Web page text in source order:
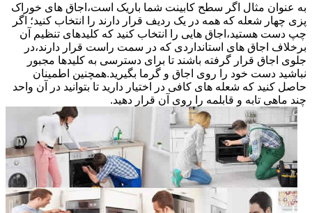
به عنوان مثال اگر سطح کابینت شما باریک است،اجاق های خوراک
پزی چهار شعله که همه در یک ردیف قرار دارند را انتخاب کنید؛ اگر
چپ دست هستید،اجاق هایی را انتخاب کنید که کلیدهای تنظیم آن
برخلاف اجاق های استانداردی که در سمت راست قرار دارند،در
جلوی اجاق قرار گرفته باشند تا برای دسترسی به کلیدها مجبور
نباشید دست خود را روی اجاق و گرما بگیرید.همچنین اطمینان
حاصل کنید که شعله های کافی در اختیار دارید تا بتوانید در آن واحد
چند ماهی تابه و قابلمه را روی آن قرار دهید.